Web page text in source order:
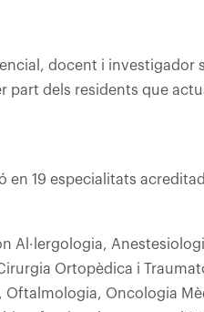
docent i investigador
part dels residents que
en 19 especialitats
Al·lergologia,
Ortopèdica i
Oncologia